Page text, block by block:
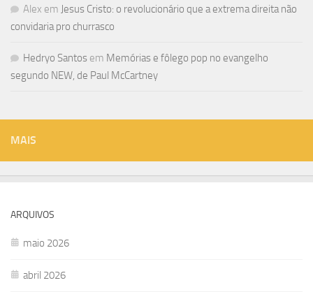
Alex em Jesus Cristo: o revolucionário que a extrema direita não
convidaria pro churrasco
Hedryo Santos em Memórias e fôlego pop no evangelho
segundo NEW, de Paul McCartney
MAIS
ARQUIVOS
maio 2026
abril 2026